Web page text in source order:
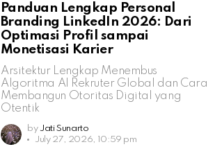
Panduan Lengkap Personal
Branding LinkedIn 2026: Dari
Optimasi Profil sampai
Monetisasi Karier
Arsitektur Lengkap Menembus
Algoritma AI Rekruter Global dan Cara
Membangun Otoritas Digital yang
Otentik
by Jati Sunarto
July 27, 2026, 10:59 pm